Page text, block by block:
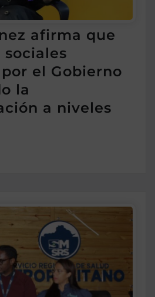
afirma que
el Gobierno
la
a niveles